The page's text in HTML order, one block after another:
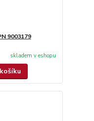
9003179
skladem v eshopu